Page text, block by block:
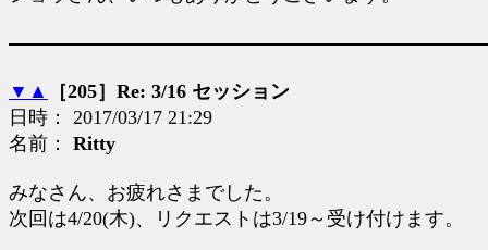
▼ ▲
［205］Re: 3/16 セッション
日時： 2017/03/17 21:29
名前： Ritty
みなさん、お疲れさまでした。
次回は4/20(木)、リクエストは3/19～受け付けます。